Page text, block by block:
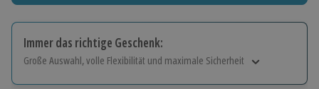
Immer das richtige Geschenk:
Große Auswahl, volle Flexibilität und maximale Sicherheit